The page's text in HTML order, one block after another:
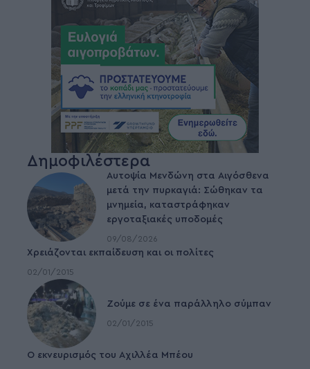
Δημοφιλέστερα
Αυτοψία Μενδώνη στα Αιγόσθενα
μετά την πυρκαγιά: Σώθηκαν τα
μνημεία, καταστράφηκαν
εργοταξιακές υποδομές
09/08/2026
Χρειάζονται εκπαίδευση και οι πολίτες
02/01/2015
Ζούμε σε ένα παράλληλο σύμπαν
02/01/2015
Ο εκνευρισμός του Αχιλλέα Μπέου